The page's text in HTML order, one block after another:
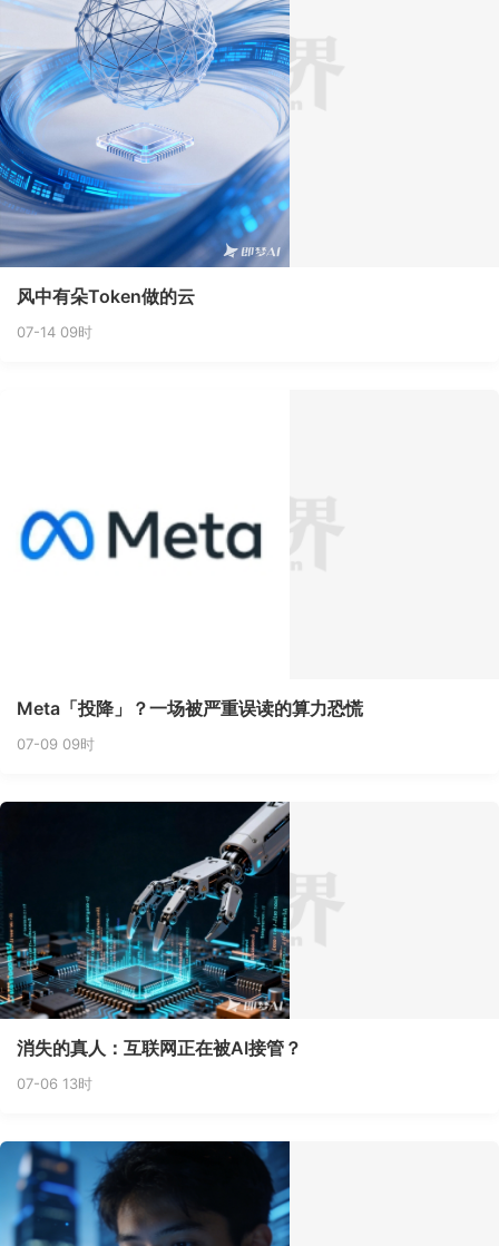
风中有朵Token做的云
07-14 09时
Meta「投降」？一场被严重误读的算力恐慌
07-09 09时
消失的真人：互联网正在被AI接管？
07-06 13时